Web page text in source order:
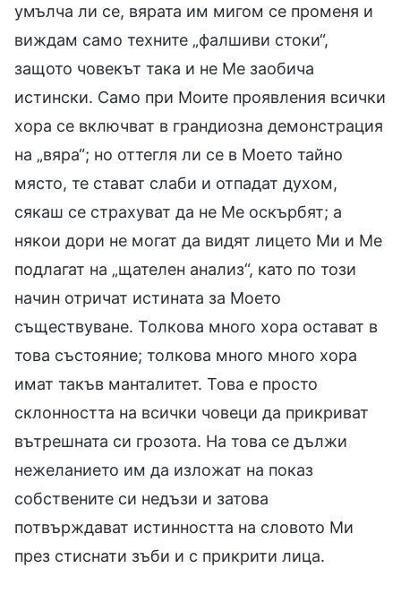
умълча ли се, вярата им мигом се променя и
виждам само техните „фалшиви стоки“,
защото човекът така и не Ме заобича
истински. Само при Моите проявления всички
хора се включват в грандиозна демонстрация
на „вяра“; но оттегля ли се в Моето тайно
място, те стават слаби и отпадат духом,
сякаш се страхуват да не Ме оскърбят; а
някои дори не могат да видят лицето Ми и Ме
подлагат на „щателен анализ“, като по този
начин отричат истината за Моето
съществуване. Толкова много хора остават в
това състояние; толкова много много хора
имат такъв манталитет. Това е просто
склонността на всички човеци да прикриват
вътрешната си грозота. На това се дължи
нежеланието им да изложат на показ
собствените си недъзи и затова
потвърждават истинността на словото Ми
през стиснати зъби и с прикрити лица.